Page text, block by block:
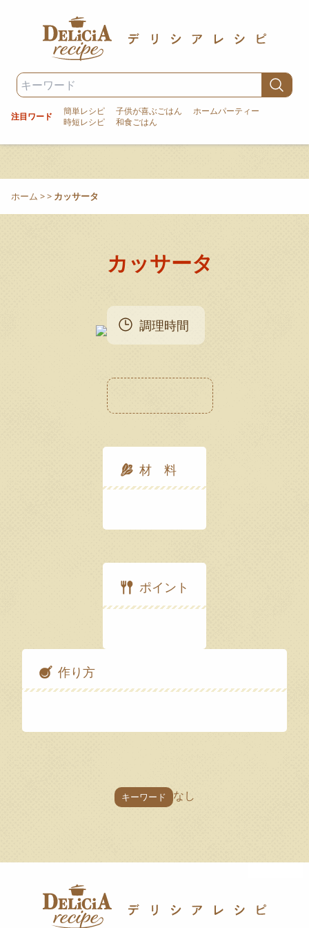
注目ワード 簡単レシピ 子供が喜ぶごはん
ホームパーティー
時短レシピ
和食ごはん
ホーム >> カッサータ
カッサータ
調理時間
材 料
ポイント
作り方
キーワード なし